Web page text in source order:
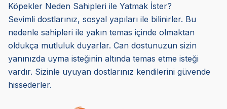
Köpekler Neden Sahipleri ile Yatmak İster?
Sevimli dostlarınız, sosyal yapıları ile bilinirler. Bu
nedenle sahipleri ile yakın temas içinde olmaktan
oldukça mutluluk duyarlar. Can dostunuzun sizin
yanınızda uyma isteğinin altında temas etme isteği
vardır. Sizinle uyuyan dostlarınız kendilerini güvende
hissederler.